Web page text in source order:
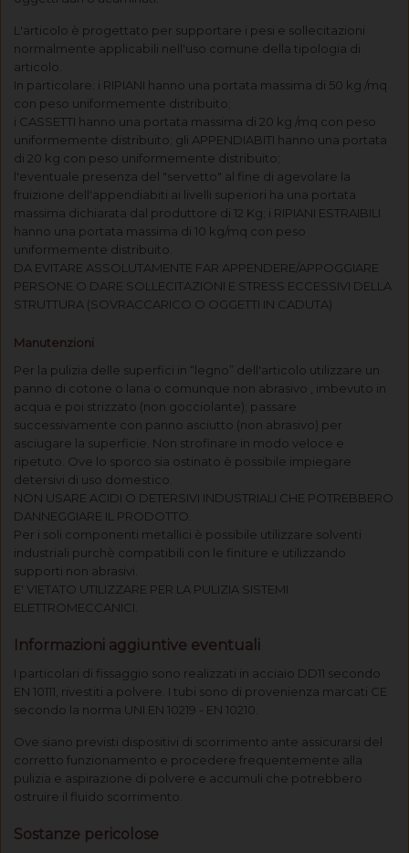
L'articolo è progettato per supportare i pesi e sollecitazioni
normalmente applicabili nell'uso comune della tipologia di
articolo.
In particolare: i RIPIANI hanno una portata massima di 50 kg /mq
con peso uniformemente distribuito;
i CASSETTI hanno una portata massima di 20 kg /mq con peso
uniformemente distribuito; gli APPENDIABITI hanno una portata
di 20 kg con peso uniformemente distribuito;
l'eventuale presenza del "servetto" al fine di agevolare la
fruizione dell'appendiabiti ai livelli superiori ha una portata
massima dichiarata dal produttore di 12 Kg; i RIPIANI ESTRAIBILI
hanno una portata massima di 10 kg/mq con peso
uniformemente distribuito.
DA EVITARE ASSOLUTAMENTE FAR APPENDERE/APPOGGIARE
PERSONE O DARE SOLLECITAZIONI E STRESS ECCESSIVI DELLA
STRUTTURA (SOVRACCARICO O OGGETTI IN CADUTA)
Manutenzioni
Per la pulizia delle superfici in “legno” dell'articolo utilizzare un
panno di cotone o lana o comunque non abrasivo , imbevuto in
acqua e poi strizzato (non gocciolante); passare
successivamente con panno asciutto (non abrasivo) per
asciugare la superficie. Non strofinare in modo veloce e
ripetuto. Ove lo sporco sia ostinato è possibile impiegare
detersivi di uso domestico.
NON USARE ACIDI O DETERSIVI INDUSTRIALI CHE POTREBBERO
DANNEGGIARE IL PRODOTTO.
Per i soli componenti metallici è possibile utilizzare solventi
industriali purchè compatibili con le finiture e utilizzando
supporti non abrasivi.
E' VIETATO UTILIZZARE PER LA PULIZIA SISTEMI
ELETTROMECCANICI.
Informazioni aggiuntive eventuali
I particolari di fissaggio sono realizzati in acciaio DD11 secondo
EN 10111, rivestiti a polvere. I tubi sono di provenienza marcati CE
secondo la norma UNI EN 10219 - EN 10210.
Ove siano previsti dispositivi di scorrimento ante assicurarsi del
corretto funzionamento e procedere frequentemente alla
pulizia e aspirazione di polvere e accumuli che potrebbero
ostruire il fluido scorrimento.
Sostanze pericolose